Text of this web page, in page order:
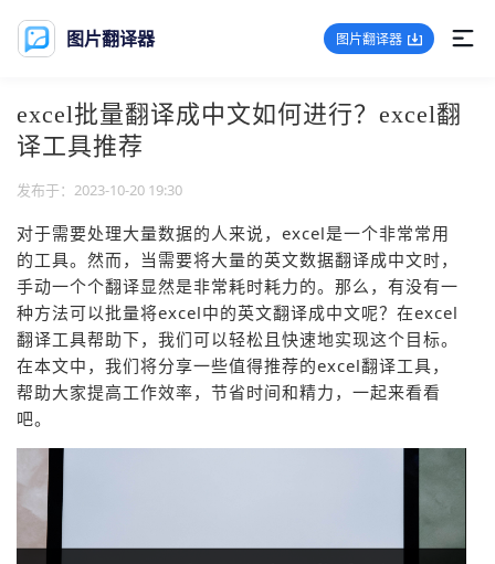
图片翻译器
图片翻译器
excel批量翻译成中文如何进行？excel翻
译工具推荐
发布于：2023-10-20 19:30
对于需要处理大量数据的人来说，excel是一个非常常用
的工具。然而，当需要将大量的英文数据翻译成中文时，
手动一个个翻译显然是非常耗时耗力的。那么，有没有一
种方法可以批量将excel中的英文翻译成中文呢？在excel
翻译工具帮助下，我们可以轻松且快速地实现这个目标。
在本文中，我们将分享一些值得推荐的excel翻译工具，
帮助大家提高工作效率，节省时间和精力，一起来看看
吧。